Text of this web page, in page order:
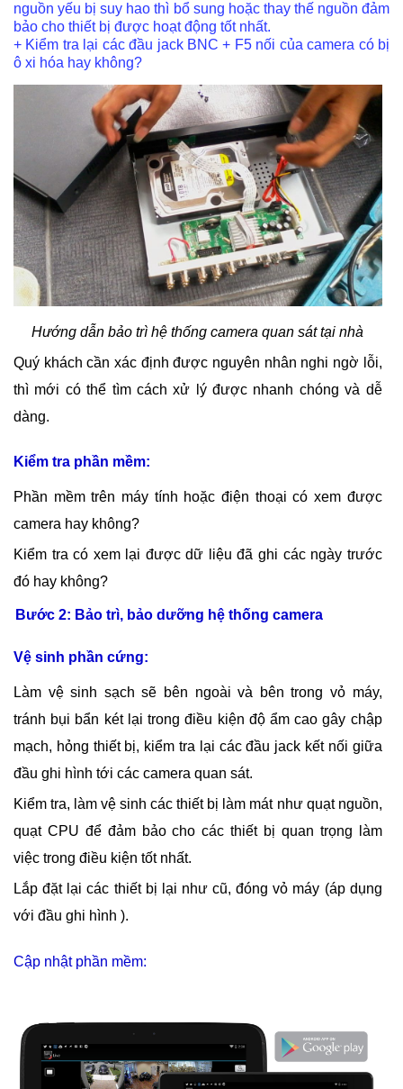
nguồn yếu bị suy hao thì bổ sung hoặc thay thế nguồn đảm
bảo cho thiết bị được hoạt động tốt nhất.
+ Kiểm tra lại các đầu jack BNC + F5 nối của camera có bị
ô xi hóa hay không?
Hướng dẫn bảo trì hệ thống camera quan sát tại nhà
Quý khách cần xác định được nguyên nhân nghi ngờ lỗi,
thì mới có thể tìm cách xử lý được nhanh chóng và dễ
dàng.
Kiểm tra phần mềm:
Phần mềm trên máy tính hoặc điện thoại có xem được
camera hay không?
Kiểm tra có xem lại được dữ liệu đã ghi các ngày trước
đó hay không?
Bước 2: Bảo trì, bảo dưỡng hệ thống camera
Vệ sinh phần cứng:
Làm vệ sinh sạch sẽ bên ngoài và bên trong vỏ máy,
tránh bụi bẩn két lại trong điều kiện độ ẩm cao gây chập
mạch, hỏng thiết bị, kiểm tra lại các đầu jack kết nối giữa
đầu ghi hình tới các camera quan sát.
Kiểm tra, làm vệ sinh các thiết bị làm mát như quạt nguồn,
quạt CPU để đảm bảo cho các thiết bị quan trọng làm
việc trong điều kiện tốt nhất.
Lắp đặt lại các thiết bị lại như cũ, đóng vỏ máy (áp dụng
với đầu ghi hình ).
Cập nhật phần mềm: